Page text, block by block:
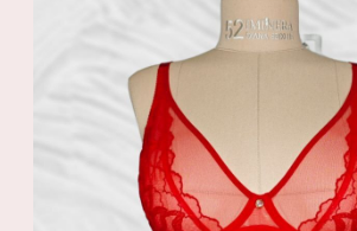
Мастер-класс «Ирина» создан для тех,
кто хочет освоитьшитьё нижнего белья
и научиться работать с базовыми
формами бюстгальтеров. Этот курс